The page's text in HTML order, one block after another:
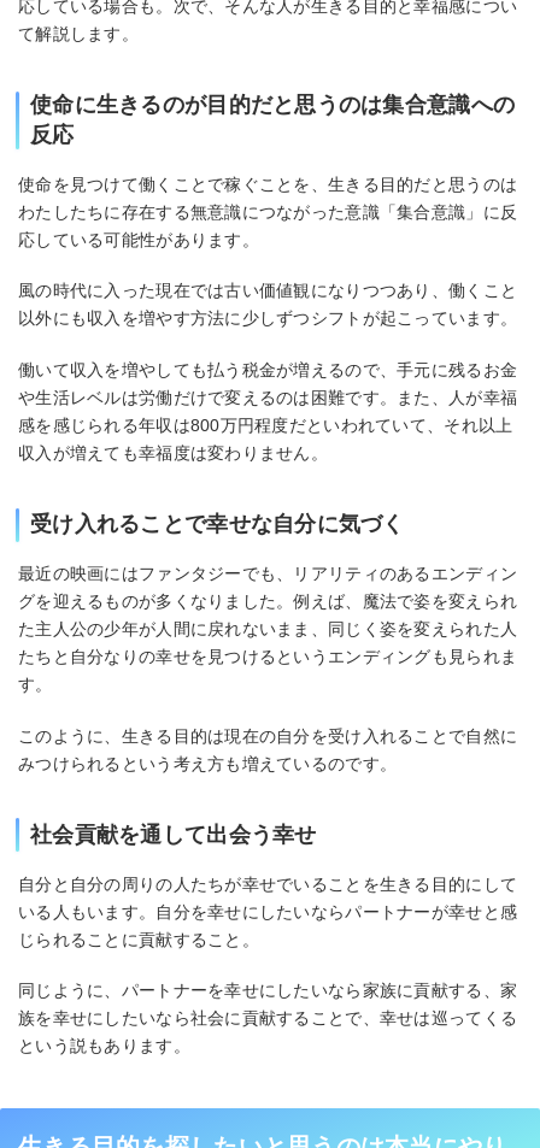
応している場合も。次で、そんな人が生きる目的と幸福感につい
て解説します。
使命に生きるのが目的だと思うのは集合意識への
反応
使命を見つけて働くことで稼ぐことを、生きる目的だと思うのは
わたしたちに存在する無意識につながった意識「集合意識」に反
応している可能性があります。
風の時代に入った現在では古い価値観になりつつあり、働くこと
以外にも収入を増やす方法に少しずつシフトが起こっています。
働いて収入を増やしても払う税金が増えるので、手元に残るお金
や生活レベルは労働だけで変えるのは困難です。また、人が幸福
感を感じられる年収は800万円程度だといわれていて、それ以上
収入が増えても幸福度は変わりません。
受け入れることで幸せな自分に気づく
最近の映画にはファンタジーでも、リアリティのあるエンディン
グを迎えるものが多くなりました。例えば、魔法で姿を変えられ
た主人公の少年が人間に戻れないまま、同じく姿を変えられた人
たちと自分なりの幸せを見つけるというエンディングも見られま
す。
このように、生きる目的は現在の自分を受け入れることで自然に
みつけられるという考え方も増えているのです。
社会貢献を通して出会う幸せ
自分と自分の周りの人たちが幸せでいることを生きる目的にして
いる人もいます。自分を幸せにしたいならパートナーが幸せと感
じられることに貢献すること。
同じように、パートナーを幸せにしたいなら家族に貢献する、家
族を幸せにしたいなら社会に貢献することで、幸せは巡ってくる
という説もあります。